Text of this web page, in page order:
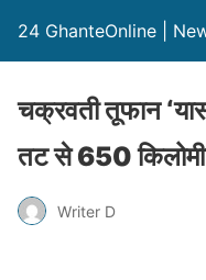
24 GhanteOnline |
चक्रवती तूफान
तट से 650
Writer D